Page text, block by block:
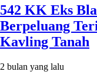
542 KK Eks
Berpeluang
Kavling Tanah
2 bulan yang lalu